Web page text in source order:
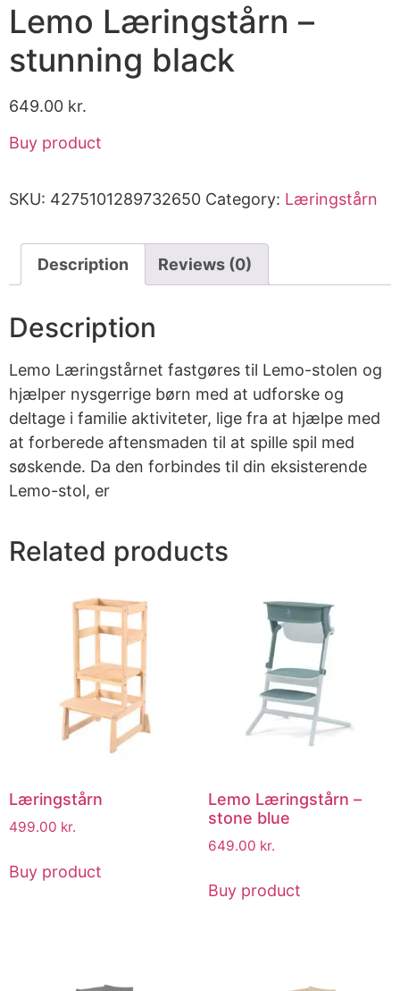
Lemo Læringstårn –
stunning black
649.00 kr.
Buy product
SKU: 4275101289732650 Category: Læringstårn
Description Reviews (0)
Description
Lemo Læringstårnet fastgøres til Lemo-stolen og
hjælper nysgerrige børn med at udforske og
deltage i familie aktiviteter, lige fra at hjælpe med
at forberede aftensmaden til at spille spil med
søskende. Da den forbindes til din eksisterende
Lemo-stol, er
Related products
Læringstårn
499.00 kr.
Buy product
Lemo Læringstårn –
stone blue
649.00 kr.
Buy product